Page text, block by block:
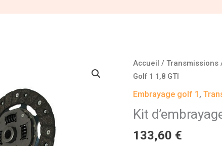
Accueil /Transmissions
Golf 1 1,8 GTI
Embrayage golf 1 ,
Kit
133,60 €
quantité
de
Kit
Golf
1,8